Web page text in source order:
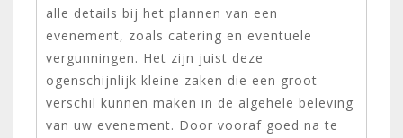
alle details bij het plannen van een
evenement, zoals catering en eventuele
vergunningen. Het zijn juist deze
ogenschijnlijk kleine zaken die een groot
verschil kunnen maken in de algehele beleving
van uw evenement. Door vooraf goed na te